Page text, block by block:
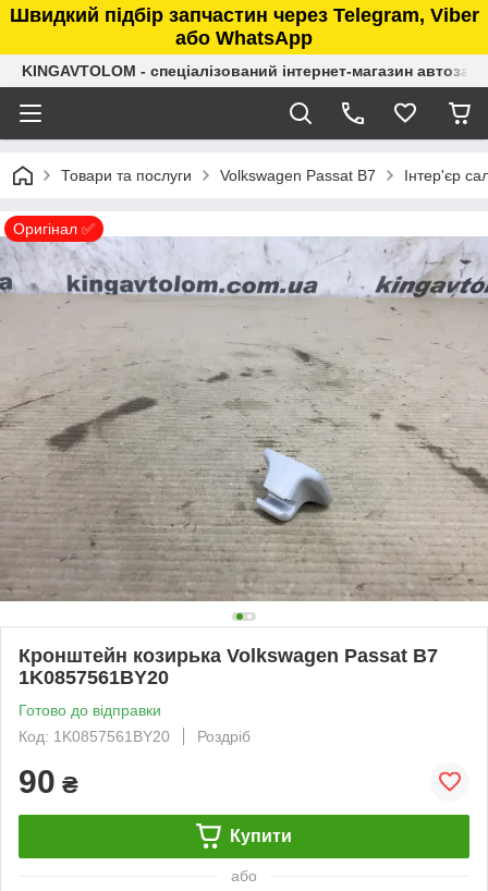
Швидкий підбір запчастин через Telegram, Viber
або WhatsApp
KINGAVTOLOM - спеціалізований інтернет-магазин
Товари та послуги Volkswagen Passat B7 Інтер'єр
Оригінал ✅
Кронштейн козирька Volkswagen Passat B7
1K0857561BY20
Готово до відправки
Код: 1K0857561BY20
Роздріб
90 ₴
Купити
або